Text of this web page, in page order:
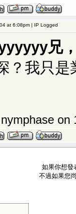
at 6:08pm | IP Logged
兄
？我只
on
如果你想發
不過如果您